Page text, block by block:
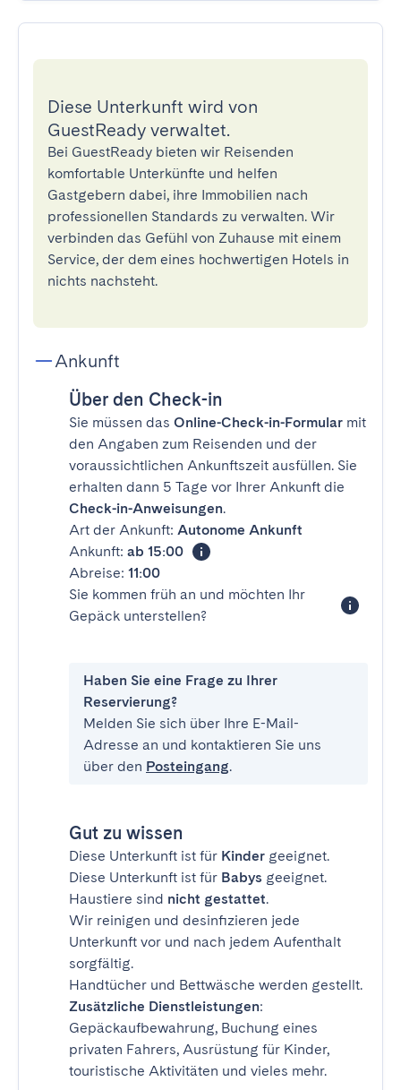
Diese Unterkunft wird von
GuestReady verwaltet.
Bei GuestReady bieten wir Reisenden
komfortable Unterkünfte und helfen
Gastgebern dabei, ihre Immobilien nach
professionellen Standards zu verwalten. Wir
verbinden das Gefühl von Zuhause mit einem
Service, der dem eines hochwertigen Hotels in
nichts nachsteht.
Ankunft
Über den Check-in
Sie müssen das Online-Check-in-Formular mit
den Angaben zum Reisenden und der
voraussichtlichen Ankunftszeit ausfüllen. Sie
erhalten dann 5 Tage vor Ihrer Ankunft die
Check-in-Anweisungen.
Art der Ankunft: Autonome Ankunft
Ankunft: ab 15:00
Abreise: 11:00
Sie kommen früh an und möchten Ihr
Gepäck unterstellen?
Haben Sie eine Frage zu Ihrer
Reservierung?
Melden Sie sich über Ihre E-Mail-
Adresse an und kontaktieren Sie uns
über den Posteingang.
Gut zu wissen
Diese Unterkunft ist für Kinder geeignet.
Diese Unterkunft ist für Babys geeignet.
Haustiere sind nicht gestattet.
Wir reinigen und desinfizieren jede
Unterkunft vor und nach jedem Aufenthalt
sorgfältig.
Handtücher und Bettwäsche werden gestellt.
Zusätzliche Dienstleistungen:
Gepäckaufbewahrung, Buchung eines
privaten Fahrers, Ausrüstung für Kinder,
touristische Aktivitäten und vieles mehr.